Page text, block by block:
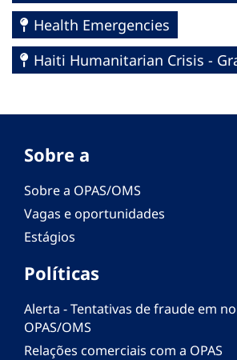
Health Emergencies
Haiti Humanitarian Crisis -
Sobre a
Sobre a OPAS/OMS
Vagas e oportunidades
Estágios
Políticas
Alerta - Tentativas de fraude em
OPAS/OMS
Relações comerciais com a OPAS